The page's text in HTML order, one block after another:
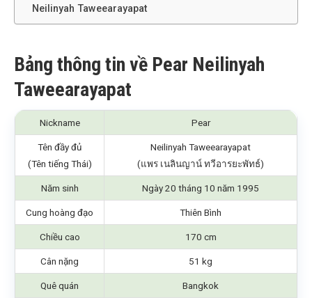
Neilinyah Taweearayapat
Bảng thông tin về Pear Neilinyah
Taweearayapat
Nickname Pear
Tên đầy đủ
(Tên tiếng Thái)
Neilinyah Taweearayapat
(แพร เนลินญาน์ ทวีอารยะพัทธ์)
Năm sinh Ngày 20 tháng 10 năm 1995
Cung hoàng đạo Thiên Bình
Chiều cao 170 cm
Cân nặng 51 kg
Quê quán Bangkok